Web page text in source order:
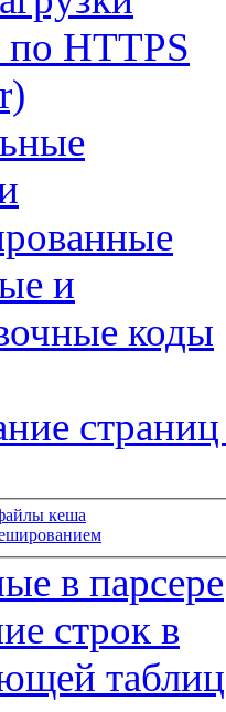
HTTPS
и
коды
страниц
кеша
в парсере
строк в